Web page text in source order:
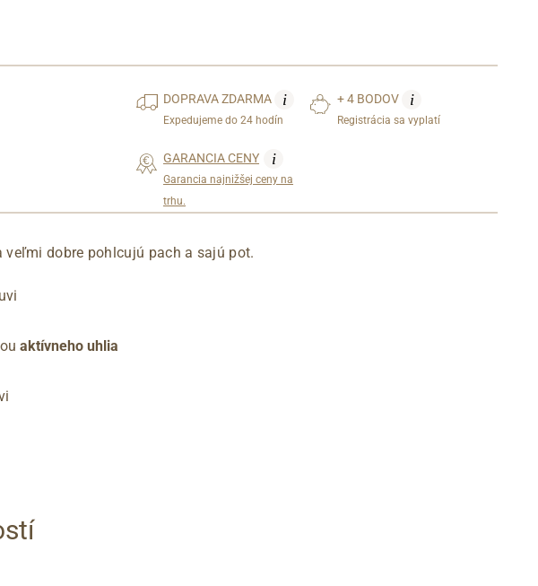
DOPRAVAZDARMA i
Expedujeme do 24 hodín
+ 4 BODOV i
Registrácia sa vyplatí
GARANCIA CENY i
Garancia najnižšej ceny na
trhu.
dobre pohlcujú pach a sajú pot.
aktívneho uhlia